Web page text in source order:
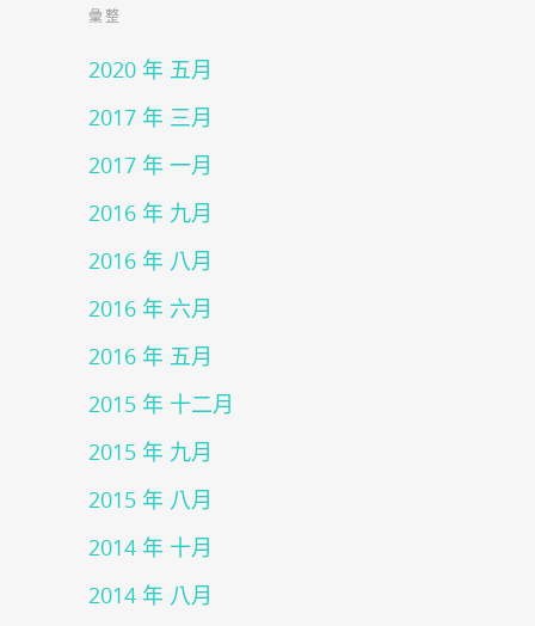
彙整
2020 年 五月
2017 年 三月
2017 年 一月
2016 年 九月
2016 年 八月
2016 年 六月
2016 年 五月
2015 年 十二月
2015 年 九月
2015 年 八月
2014 年 十月
2014 年 八月